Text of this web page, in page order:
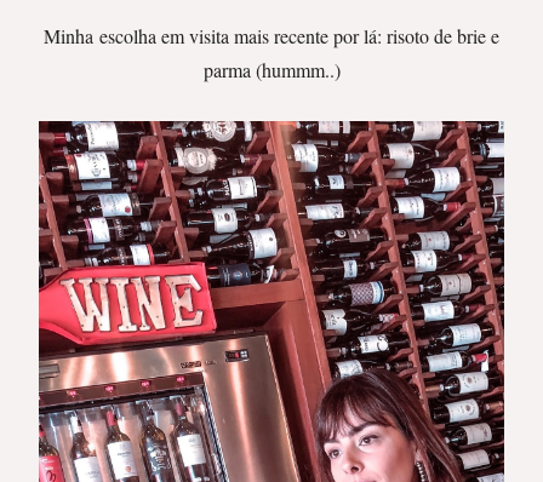
Minha escolha em visita mais recente por lá: risoto de brie e
parma (hummm..)